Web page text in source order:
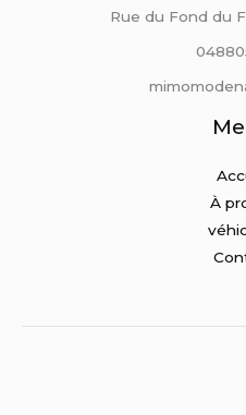
Rue du Fond du
À